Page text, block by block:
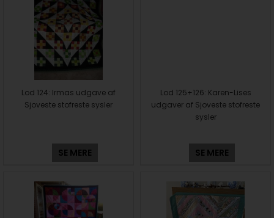
Lod 124: Irmas udgave af
Sjoveste stofreste sysler
SE MERE
Lod 125+126: Karen-Lises
udgaver af Sjoveste stofreste
sysler
SE MERE